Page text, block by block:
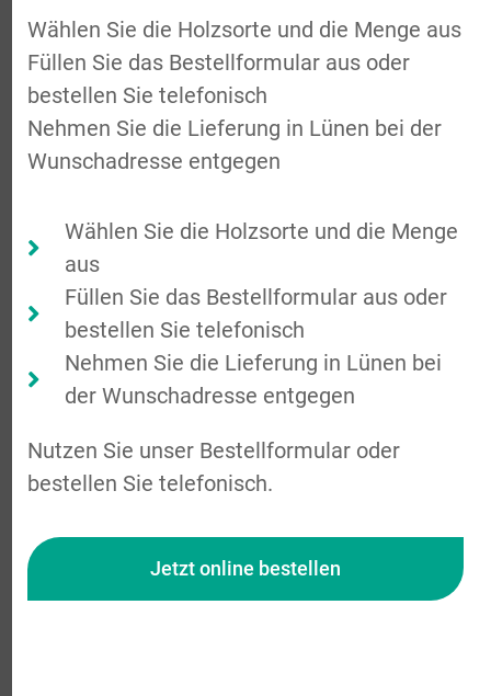
Wählen Sie die Holzsorte und die Menge aus
Füllen Sie das Bestellformular aus oder
bestellen Sie telefonisch
Nehmen Sie die Lieferung in Lünen bei der
Wunschadresse entgegen
Wählen Sie die Holzsorte und die Menge
aus
Füllen Sie das Bestellformular aus oder
bestellen Sie telefonisch
Nehmen Sie die Lieferung in Lünen bei
der Wunschadresse entgegen
Nutzen Sie unser Bestellformular oder
bestellen Sie telefonisch.
Jetzt online bestellen